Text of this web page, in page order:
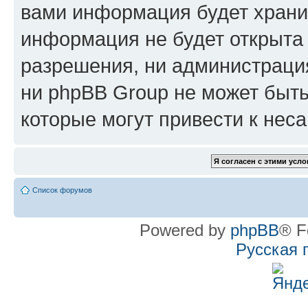
вами информация будет
информация не будет
разрешения, ни
ни phpBB Group не может
которые могут привести к
Список форумов
Powered by phpBB®
Русская